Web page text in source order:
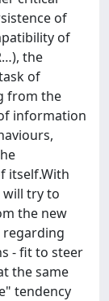
of
of
the
of
from the
information
itself.With
will try to
the new
regarding
- fit to steer
the same
tendency